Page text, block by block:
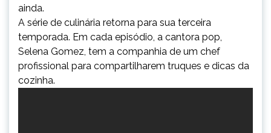
ainda.
A série de culinária retorna para sua terceira
temporada. Em cada episódio, a cantora pop,
Selena Gomez, tem a companhia de um chef
profissional para compartilharem truques e dicas da
cozinha.